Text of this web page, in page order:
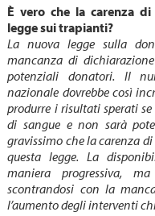
È vero che la carenza di
legge sui trapianti?
La nuova legge sulla
mancanza di
potenziali donatori. Il
nazionale dovrebbe così
produrre i risultati sperati
di sangue e non sarà
gravissimo che la carenza
questa legge. La
maniera progressiva,
scontrandosi con la
l’aumento degli interventi